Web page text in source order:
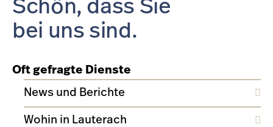
Schön, dass Sie
bei uns sind.
Oft gefragte Dienste
News und Berichte
Wohin in Lauterach